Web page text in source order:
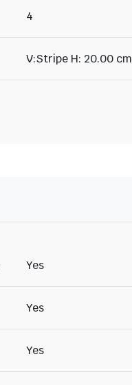
4
V:Stripe H: 20.00 cm
Yes
Yes
Yes